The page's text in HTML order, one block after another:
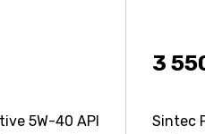
5W-40 API
3
Sintec